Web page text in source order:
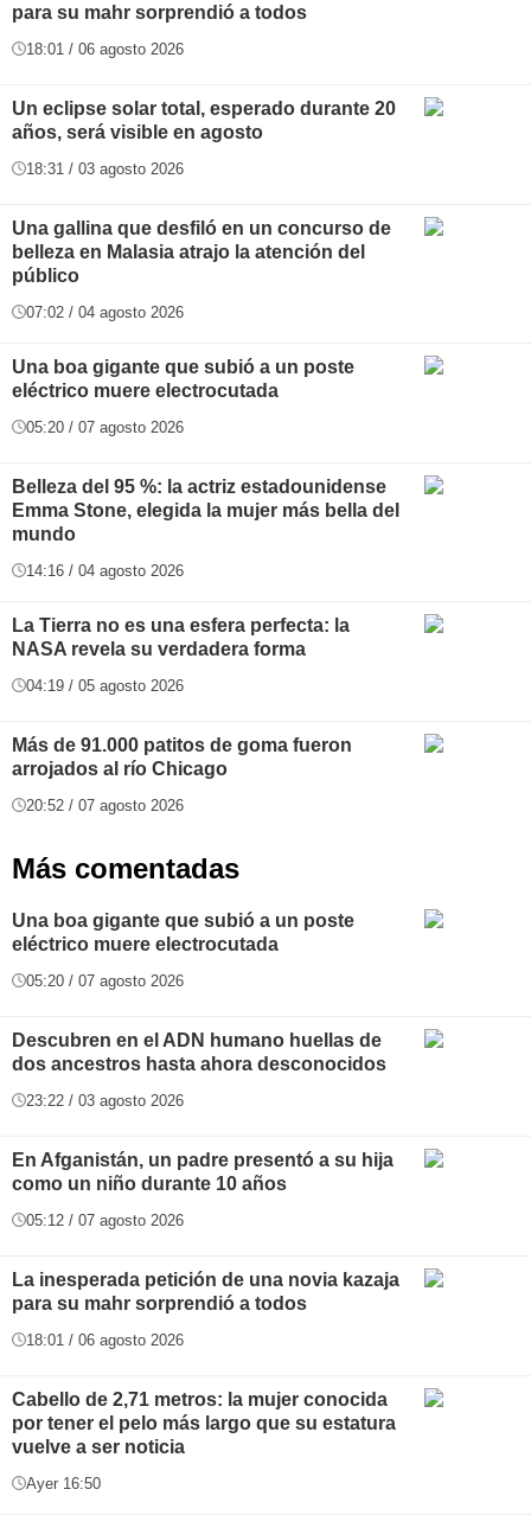
para su mahr sorprendió a todos
18:01 / 06 agosto 2026
Un eclipse solar total, esperado durante 20
años, será visible en agosto
18:31 / 03 agosto 2026
Una gallina que desfiló en un concurso de
belleza en Malasia atrajo la atención del
público
07:02 / 04 agosto 2026
Una boa gigante que subió a un poste
eléctrico muere electrocutada
05:20 / 07 agosto 2026
Belleza del 95 %: la actriz estadounidense
Emma Stone, elegida la mujer más bella del
mundo
14:16 / 04 agosto 2026
La Tierra no es una esfera perfecta: la
NASA revela su verdadera forma
04:19 / 05 agosto 2026
Más de 91.000 patitos de goma fueron
arrojados al río Chicago
20:52 / 07 agosto 2026
Más comentadas
Una boa gigante que subió a un poste
eléctrico muere electrocutada
05:20 / 07 agosto 2026
Descubren en el ADN humano huellas de
dos ancestros hasta ahora desconocidos
23:22 / 03 agosto 2026
En Afganistán, un padre presentó a su hija
como un niño durante 10 años
05:12 / 07 agosto 2026
La inesperada petición de una novia kazaja
para su mahr sorprendió a todos
18:01 / 06 agosto 2026
Cabello de 2,71 metros: la mujer conocida
por tener el pelo más largo que su estatura
vuelve a ser noticia
Ayer 16:50